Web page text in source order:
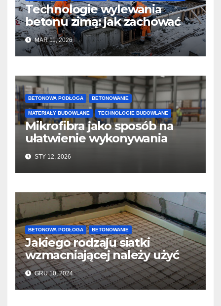
Technologie wylewania
betonu zimą: jak zachować
jakość i przyspieszyć
twardnienie
MAR 11, 2026
BETONOWA PODŁOGA BETONOWANIE
MATERIAŁY BUDOWLANE TECHNOLOGIE BUDOWLANE
Mikrofibra jako sposób na
ułatwienie wykonywania
posadzek betonowych i
konstrukcji
STY 12, 2026
BETONOWA PODŁOGA BETONOWANIE
Jakiego rodzaju siatki
wzmacniającej należy użyć
do wylewek podłogowych?
GRU 10, 2024